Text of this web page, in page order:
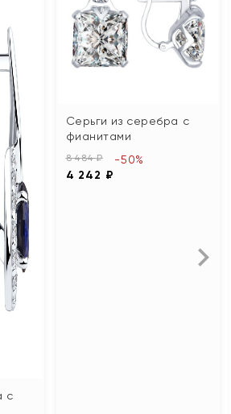
с
Серьги из серебра с
фианитами
8 484 ₽
4 242 ₽
-50%